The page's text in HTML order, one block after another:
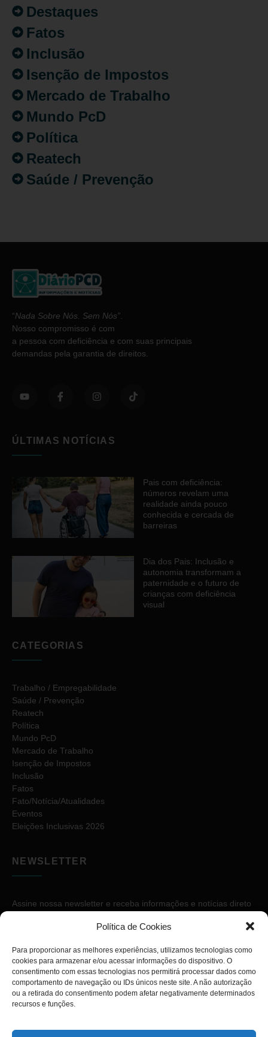
Política de Cookies
Para proporcionar as melhores experiências, utilizamos tecnologias como
cookies para armazenar e/ou acessar informações do dispositivo. O
consentimento com essas tecnologias nos permitirá processar dados como
comportamento de navegação ou IDs únicos neste site. A não autorização
ou a retirada do consentimento podem afetar negativamente determinados
recursos e funções.
Destaques
Fatos
Inclusão
Isenção de Impostos
Mercado de Trabalho
Mundo PcD
Política
Reatech
Saúde / Prevenção
“Nada Sobre Nós. Sem Nós”
Nosso compromisso é com
a pessoa com deficiência e com suas principais
demandas pela garantia de direitos.
ÚLTIMAS NOTÍCIAS
Pais com deficiência:
números revelam uma
realidade ainda pouco
conhecida e cercada de
barreiras
Dia dos Pais: Inclusão e
autonomia transformam a
paternidade e o futuro de
crianças com deficiência
visual
CATEGORIAS
Trabalho / Empregabilidade
Saúde / Prevenção
Reatech
Política
Mundo PcD
Mercado de Trabalho
Isenção de Impostos
Inclusão
Fatos
Fato/Notícia/Atualidades
Eventos
Eleições Inclusivas 2026
NEWSLETTER
Assine nossa newsletter e receba informações e notícias direto